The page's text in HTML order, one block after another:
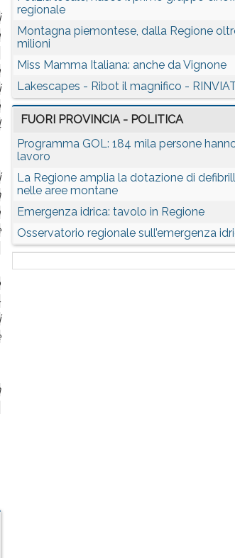
regionale
Montagna piemontese, dalla Regione
milioni
Miss Mamma Italiana: anche da Vignone
Lakescapes - Ribot il magnifico -
FUORI PROVINCIA - POLITICA
Programma GOL: 184 mila persone
lavoro
La Regione amplia la dotazione di
nelle aree montane
Emergenza idrica: tavolo in Regione
Osservatorio regionale sull’emergenza